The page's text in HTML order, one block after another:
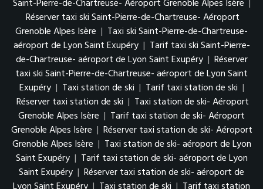
Saint-Pierre-de-Chartreuse- Aéroport Grenoble Alpes Isère |
Réserver taxi ski Saint-Pierre-de-Chartreuse- Aéroport
Grenoble Alpes Isère | Taxi ski Saint-Pierre-de-Chartreuse-
aéroport de Lyon Saint Exupéry | Tarif taxi ski Saint-Pierre-
de-Chartreuse- aéroport de Lyon Saint Exupéry | Réserver
taxi ski Saint-Pierre-de-Chartreuse- aéroport de Lyon Saint
Exupéry | Taxi station de ski | Tarif taxi station de ski |
Réserver taxi station de ski | Taxi station de ski- Aéroport
Grenoble Alpes Isère | Tarif taxi station de ski- Aéroport
Grenoble Alpes Isère | Réserver taxi station de ski- Aéroport
Grenoble Alpes Isère | Taxi station de ski- aéroport de Lyon
Saint Exupéry | Tarif taxi station de ski- aéroport de Lyon
Saint Exupéry | Réserver taxi station de ski- aéroport de